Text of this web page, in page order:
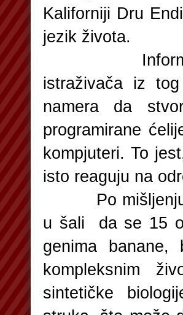
Kaliforniji Dru
jezik života.
istraživača iz
namera da
programirane
kompjuteri. To
isto reaguju na
Po mišljenju
u šali da se 15
genima
kompleksnim
sintetičke